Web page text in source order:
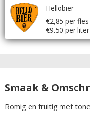
Hellobier
€2,85 per fles
€9,50 per liter
Smaak &
Romig en fruitig met